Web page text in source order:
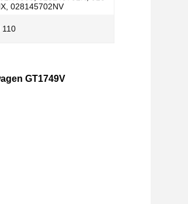
028145702NV
110
GT1749V